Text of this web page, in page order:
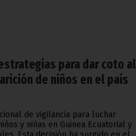
para dar coto al
de niños en el país
de vigilancia para luchar
y niñas en Guinea Ecuatorial y